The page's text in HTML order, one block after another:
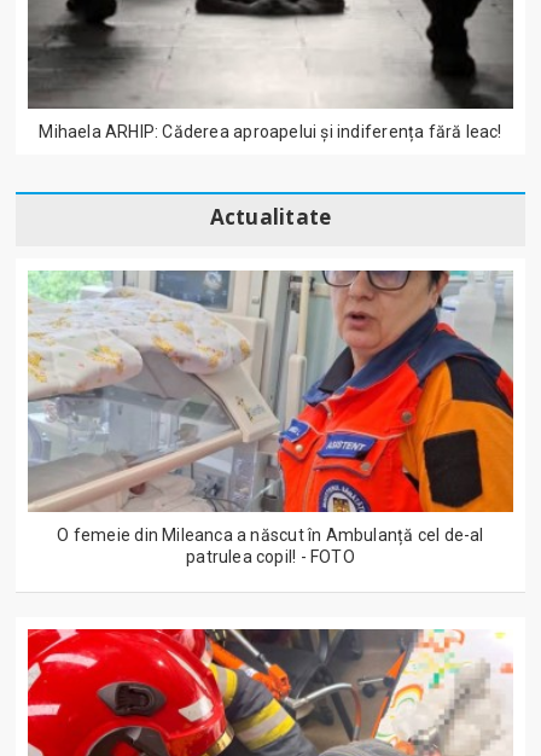
Mihaela ARHIP: Căderea aproapelui și indiferența fără leac!
Actualitate
O femeie din Mileanca a născut în Ambulanță cel de-al
patrulea copil! - FOTO